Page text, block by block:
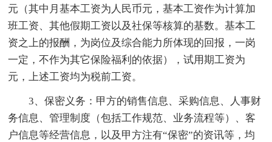
元（其中月基本工资为人民币元，基本工资作为计算加
班工资、其他假期工资以及社保等核算的基数。基本工
资之上的报酬，为岗位及综合能力所体现的回报，一岗
一定，不作为其它保险福利的依据），试用期工资为
元，上述工资均为税前工资。
3、保密义务：甲方的销售信息、采购信息、人事财
务信息、管理制度（包括工作规范、业务流程等）、客
户信息等经营信息，以及甲方注有“保密”的资讯等，均